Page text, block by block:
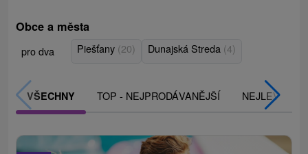
Obce a města
pro dva Piešťany (20) Dunajská Streda (4)
VŠECHNY TOP - NEJPRODÁVANĚJŠÍ NEJLEVNĚJŠÍ